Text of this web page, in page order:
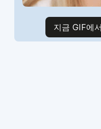
지금 GIF에